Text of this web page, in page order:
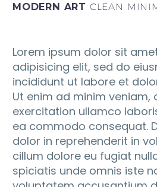
MODERN ART CLEAN
Lorem ipsum dolor sit
adipisicing elit, sed do
incididunt ut labore et
Ut enim ad minim veniam,
exercitation ullamco
ea commodo consequat.
dolor in reprehenderit in
cillum dolore eu fugiat
spiciatis unde omnis iste